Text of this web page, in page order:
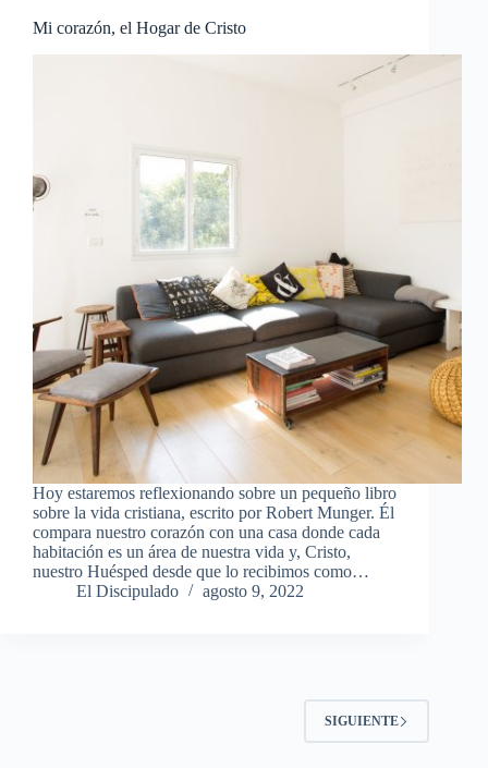
Mi corazón, el Hogar de Cristo
Hoy estaremos reflexionando sobre un pequeño libro
sobre la vida cristiana, escrito por Robert Munger. Él
compara nuestro corazón con una casa donde cada
habitación es un área de nuestra vida y, Cristo,
nuestro Huésped desde que lo recibimos como…
El Discipulado
agosto 9, 2022
SIGUIENTE